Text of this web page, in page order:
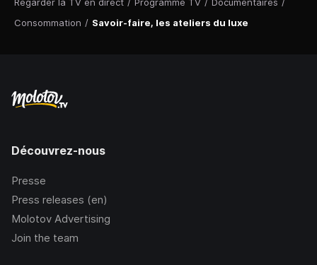
Regarder la TV en direct / Programme TV / Documentaires /
Consommation / Savoir-faire, les ateliers du luxe
Découvrez-nous
Presse
Press releases (en)
Molotov Advertising
Join the team